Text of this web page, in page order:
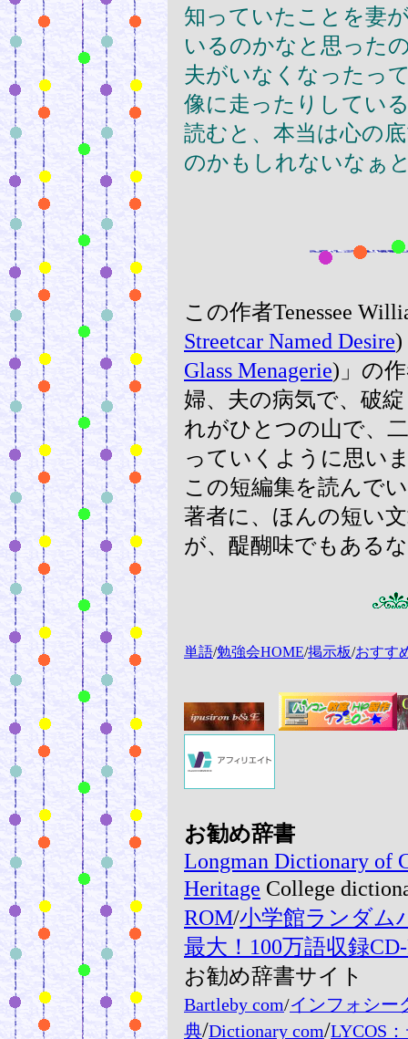
知っていたことを妻
いるのかなと思った
夫がいなくなったっ
像に走ったりしてい
読むと、本当は心の
のかもしれないなぁ
この作者Tenessee
Streetcar Named Desire)
Glass Menagerie)」の
婦、夫の病気で、破
れがひとつの山で、
っていくように思い
この短編集を読んで
著者に、ほんの短い
が、醍醐味でもある
単語/勉強会HOME/掲示板/おすす
お勧め辞書
Longman Dictionary of
Heritage College
ROM/小学館ランダム
最大！100万語収録
お勧め辞書サイト
Bartleby com/インフォシー
典/Dictionary com/LYCOS